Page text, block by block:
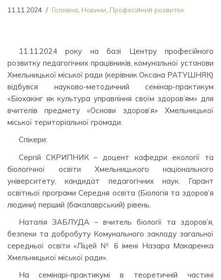
11.11.2024 Головна Новини Професійний розвиток
11.11.2024 року на базі Центру професійного
розвитку педагогічних працівників, комунальної установи
Хмельницької міської ради (керівник Оксана РАТУШНЯК)
відбувся науково-методичний семінар-практикум
«Біохакінг як культура управління своїм здоров’ям» для
вчителів предмету «Основи здоров’я» Хмельницької
міської територіальної громади.
Спікери:
Сергій СКРИПНИК – доцент кафедри екології та
біологічної освіти Хмельницького національного
університету, кандидат педагогічних наук. Гарант
освітньої програми Середня освіта (Біологія та здоров’я
людини) перший (бакалаврський) рівень.
Наталія ЗАБЛУДА – вчитель біології та здоров’я,
безпеки та добробуту Комунального закладу загальної
середньої освіти «Ліцей № 6 імені Назара Макаренка
Хмельницької міської ради».
На семінарі-практикумі в теоретичній частині